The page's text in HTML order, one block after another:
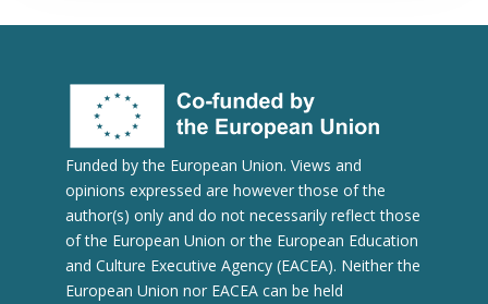
Funded by the European Union. Views and
opinions expressed are however those of the
author(s) only and do not necessarily reflect those
of the European Union or the European Education
and Culture Executive Agency (EACEA). Neither the
European Union nor EACEA can be held